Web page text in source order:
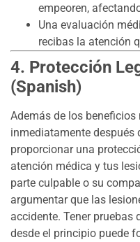
empeoren,
Una evaluación
recibas la atención
4. Protección
(Spanish)
Además de los
inmediatamente después
proporcionar una
atención médica y tus
parte culpable o su
argumentar que las
accidente. Tener
desde el principio puede